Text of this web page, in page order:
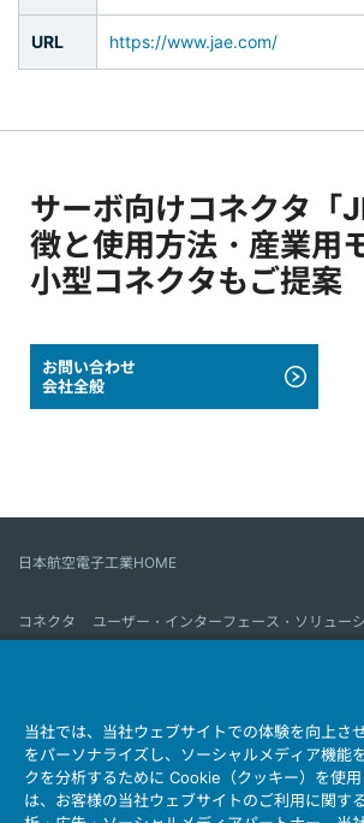
URL https://www.jae.com/
サーボ向けコネクタ「
徴と使用方法・産業用
小型コネクタもご提案
お問い合わせ
会社全般
日本航空電子工業HOME
コネクタ
ユーザー・インターフェース・ソリュー
会社情報 サステナビリティ IR情報 採用情報
製品情報新着一覧
サイトマップ お問い合わせ
当社では、当社ウェブサイトでの体験を向上さ
をパーソナライズし、ソーシャルメディア機能
クを分析するために Cookie（クッキー）を使
は、お客様の当社ウェブサイトのご利用に関す